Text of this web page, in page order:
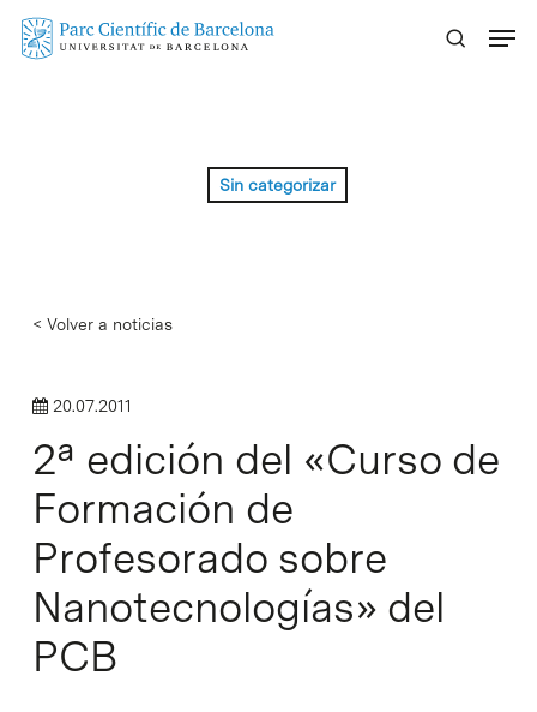
Skip
Sin categorizar
< Volver a noticias
20.07.2011
2ª edición del «Curso de
Formación de
Profesorado sobre
Nanotecnologías» del
PCB